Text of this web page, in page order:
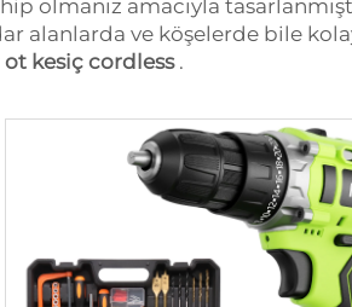
olmanız amacıyla
alanlarda ve köşelerde bile
ot kesiç cordless .